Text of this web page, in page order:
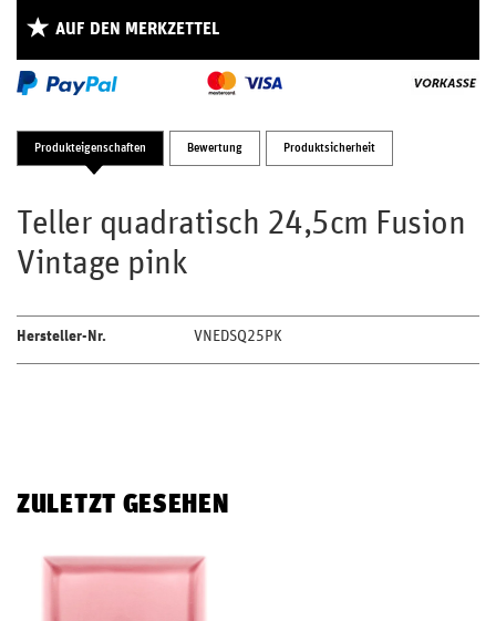
AUF DEN MERKZETTEL
Produkteigenschaften Bewertung Produktsicherheit
Teller quadratisch 24,5cm Fusion
Vintage pink
Hersteller-Nr. VNEDSQ25PK
ZULETZT GESEHEN